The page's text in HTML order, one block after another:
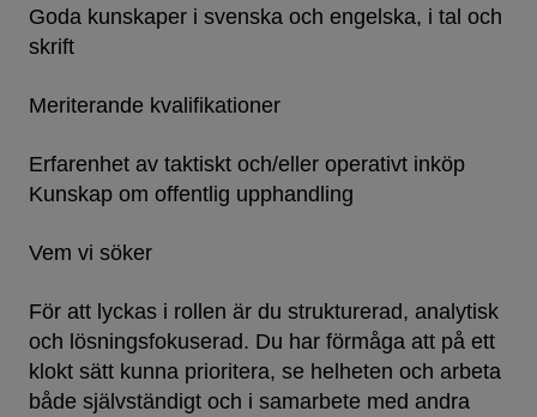
Goda kunskaper i svenska och engelska, i tal och
skrift
Meriterande kvalifikationer
Erfarenhet av taktiskt och/eller operativt inköp
Kunskap om offentlig upphandling
Vem vi söker
För att lyckas i rollen är du strukturerad, analytisk
och lösningsfokuserad. Du har förmåga att på ett
klokt sätt kunna prioritera, se helheten och arbeta
både självständigt och i samarbete med andra